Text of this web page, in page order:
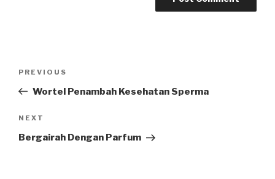
Previous
Post
PREVIOUS
Wortel Penambah Kesehatan Sperma
Next
Post
NEXT
Bergairah Dengan Parfum